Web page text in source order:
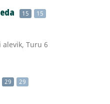
15 15
alevik, Turu 6
29 29